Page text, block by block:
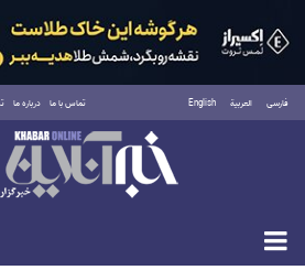
فارسی العربية English تماس با ما درباره ما
جمعه ۱۶ مرداد ۱۴۰۵